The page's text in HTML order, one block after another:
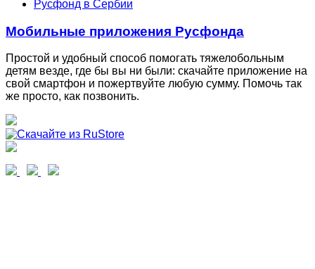
Русфонд в Сербии
Мобильные приложения Русфонда
Простой и удобный способ помогать тяжелобольным
детям везде, где бы вы ни были: скачайте приложение на
свой смартфон и пожертвуйте любую сумму. Помочь так
же просто, как позвонить.